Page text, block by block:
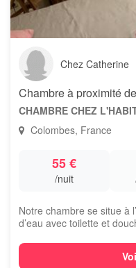
Chez Catherine
Chambre à proximité
CHAMBRE CHEZ
Colombes, France
55 €
/nuit
Notre chambre se situe à
d’eau avec toilette et